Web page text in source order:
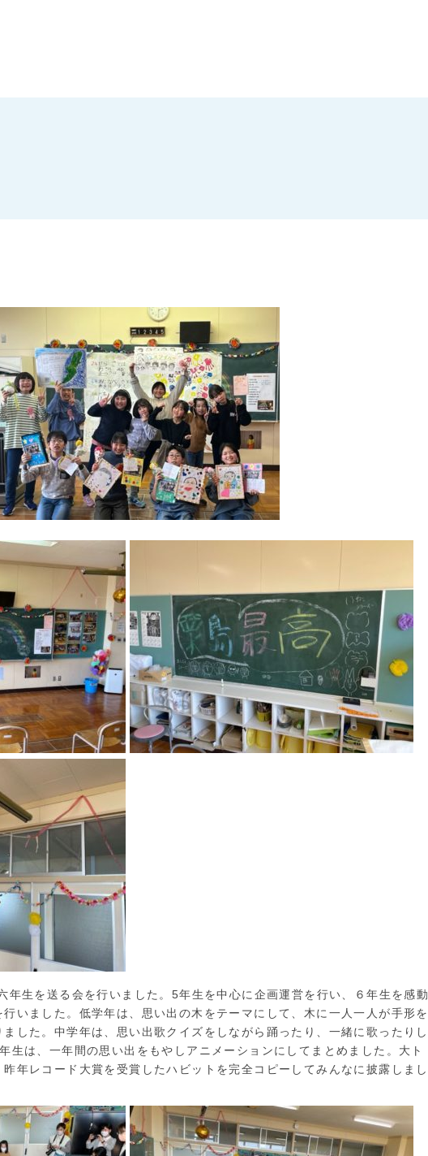
生を送る会を行いました。5年生を中心に企画運営を行い、６年生を感動
いました。低学年は、思い出の木をテーマにして、木に一人一人が手形を
した。中学年は、思い出歌クイズをしながら踊ったり、一緒に歌ったりし
生は、一年間の思い出をもやしアニメーションにしてまとめました。大ト
年レコード大賞を受賞したハビットを完全コピーしてみんなに披露しまし